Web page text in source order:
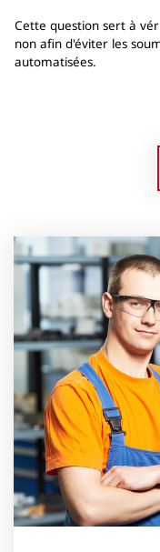
Cette question sert à
non afin d'éviter les
automatisées.